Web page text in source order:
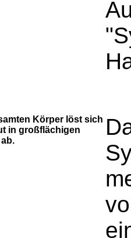
Körper löst sich
in großflächigen